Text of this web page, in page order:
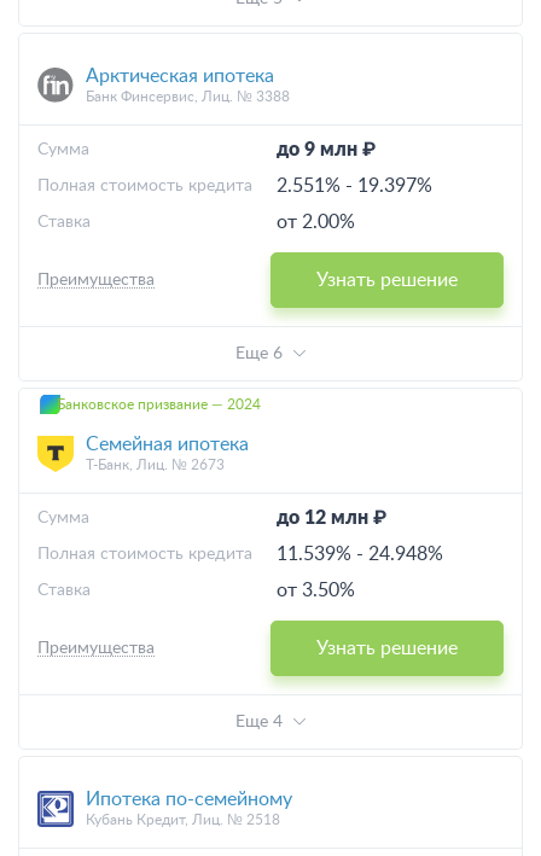
Арктическая ипотека
Банк Финсервис, Лиц. № 3388
до 9 млн ₽
Cумма
2.551% - 19.397%
Полная стоимость кредита
от 2.00%
Ставка
Узнать решение
Преимущества
Еще 6
Банковское призвание — 2024
Семейная ипотека
Т-Банк, Лиц. № 2673
до 12 млн ₽
Cумма
11.539% - 24.948%
Полная стоимость кредита
от 3.50%
Ставка
Узнать решение
Преимущества
Еще 4
Ипотека по-семейному
Кубань Кредит, Лиц. № 2518